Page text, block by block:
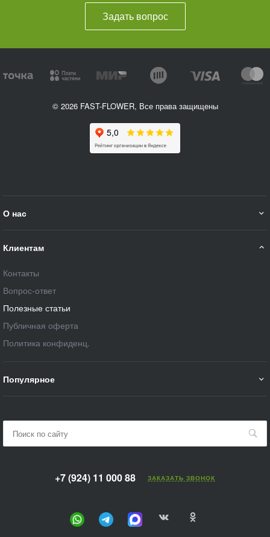
Задать вопрос
© 2026 FAST-FLOWER, Все права защищены
О нас
Клиентам
Контакты
Вопрос-ответ
Полезные статьи
Публичная оферта
Политика конфиденц.
Популярное
+7 (924) 11 000 88 ЗАКАЗАТЬ ЗВОНОК